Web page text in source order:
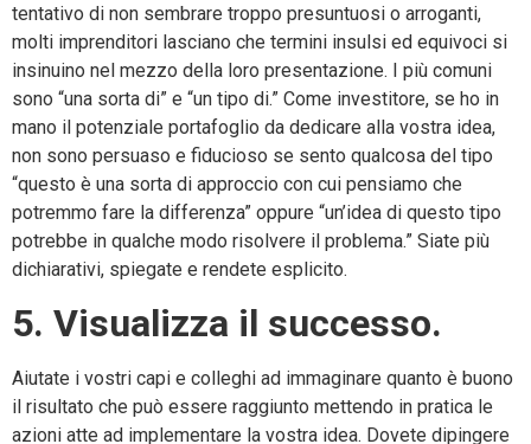
tentativo di non sembrare troppo presuntuosi o arroganti,
molti imprenditori lasciano che termini insulsi ed equivoci si
insinuino nel mezzo della loro presentazione. I più comuni
sono “una sorta di” e “un tipo di.” Come investitore, se ho in
mano il potenziale portafoglio da dedicare alla vostra idea,
non sono persuaso e fiducioso se sento qualcosa del tipo
“questo è una sorta di approccio con cui pensiamo che
potremmo fare la differenza” oppure “un’idea di questo tipo
potrebbe in qualche modo risolvere il problema.” Siate più
dichiarativi, spiegate e rendete esplicito.
5. Visualizza il successo.
Aiutate i vostri capi e colleghi ad immaginare quanto è buono
il risultato che può essere raggiunto mettendo in pratica le
azioni atte ad implementare la vostra idea. Dovete dipingere